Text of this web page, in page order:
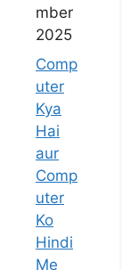
mber
2025
Comp
uter
Kya
Hai
aur
Comp
uter
Ko
Hindi
Me